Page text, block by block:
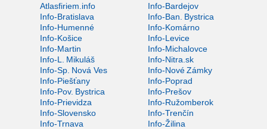
Atlasfiriem.info
Info-Bardejov
Info-Bratislava
Info-Ban. Bystrica
Info-Humenné
Info-Komárno
Info-Košice
Info-Levice
Info-Martin
Info-Michalovce
Info-L. Mikuláš
Info-Nitra.sk
Info-Sp. Nová Ves
Info-Nové Zámky
Info-Piešťany
Info-Poprad
Info-Pov. Bystrica
Info-Prešov
Info-Prievidza
Info-Ružomberok
Info-Slovensko
Info-Trenčín
Info-Trnava
Info-Žilina